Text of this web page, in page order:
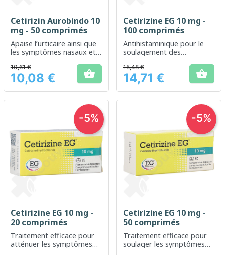
Cetirizin Aurobindo 10
mg - 50 comprimés
Apaise l’urticaire ainsi que
les symptômes nasaux et
allergique
Prix
10,61 €
10,08 € 
Cetirizine EG 10 mg -
100 comprimés
Antihistaminique pour le
soulagement des
saisonnières
Prix
15,48 €
14,71 € 
Cetirizine EG 10 mg -
20 comprimés
Traitement efficace pour
atténuer les symptômes
-5%
Cetirizine EG 10 mg -
50 comprimés
Traitement efficace pour
soulager les symptômes
-5%